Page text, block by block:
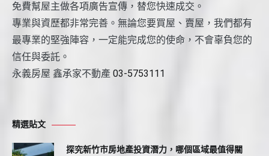
免費幫屋主做各項廣告宣傳，替您快速成交。
專業與資歷都非常完善。無論您要買屋、賣屋，我們都有
最專業的堅強陣容，一定能完成您的使命，不會辜負您的
信任與委託。
永義房屋 鑫承家不動產 03-5753111
精選貼文
探究新竹市房地產投資潛力，哪個區域最值得關